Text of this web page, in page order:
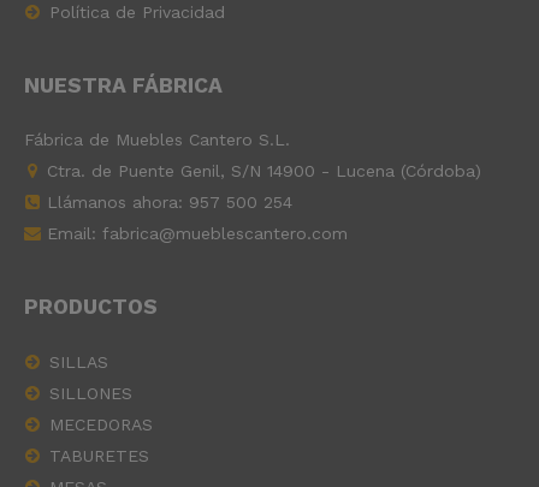
Política de Privacidad
NUESTRA FÁBRICA
Fábrica de Muebles Cantero S.L.
Ctra. de Puente Genil, S/N 14900 - Lucena (Córdoba)
Llámanos ahora: 957 500 254
Email: fabrica@mueblescantero.com
PRODUCTOS
SILLAS
SILLONES
MECEDORAS
TABURETES